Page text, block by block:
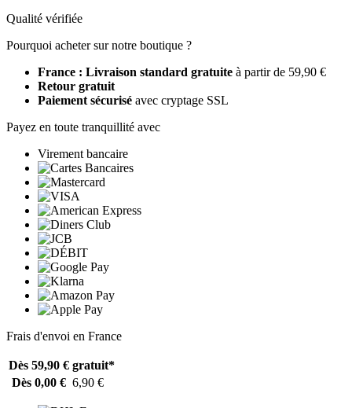
Qualité vérifiée
Pourquoi acheter sur notre boutique ?
France : Livraison standard gratuite à partir de 59,90 €
Retour gratuit
Paiement sécurisé avec cryptage SSL
Payez en toute tranquillité avec
Virement bancaire
Frais d'envoi en France
Dès 59,90 € gratuit*
Dès 0,00 € 6,90 €